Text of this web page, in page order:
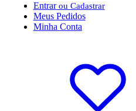
Entrar
Meus Pedidos
Minha Conta